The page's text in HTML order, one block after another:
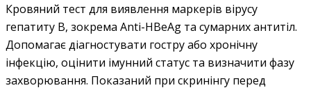
Кровяний тест для виявлення маркерів вірусу
гепатиту B, зокрема Anti-HBeAg та сумарних антитіл.
Допомагає діагностувати гостру або хронічну
інфекцію, оцінити імунний статус та визначити фазу
захворювання. Показаний при скринінгу перед